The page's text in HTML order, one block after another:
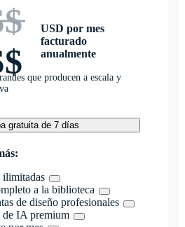
USD por mes
facturado
anualmente
que producen a escala y
gratuita de 7 días
ilimitadas
a la biblioteca
de diseño profesionales
de IA premium